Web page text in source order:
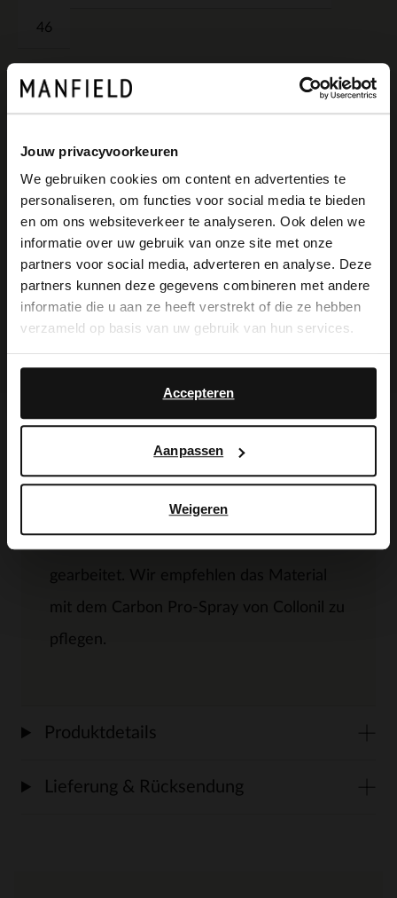
Jouw privacyvoorkeuren
We gebruiken cookies om content en advertenties te
personaliseren, om functies voor social media te bieden
en om ons websiteverkeer te analyseren. Ook delen we
informatie over uw gebruik van onze site met onze
partners voor social media, adverteren en analyse. Deze
partners kunnen deze gegevens combineren met andere
informatie die u aan ze heeft verstrekt of die ze hebben
verzameld op basis van uw gebruik van hun services.
Accepteren
Aanpassen
Weigeren
46
Schnelle Lieferung
Einfach und sicher bezahlen
Kostenlose Rückgabe in Geschäften
Produktbeschreibung
Cognacfarbene Schnürschuhe der Marke
gearbeitet. Wir empfehlen das Material
mit dem Carbon Pro-Spray von Collonil zu
pflegen.
Produktdetails
Lieferung & Rücksendung
×
View this website in English?
It looks like your language isn't Dutch. Would
you like to switch to English?
English